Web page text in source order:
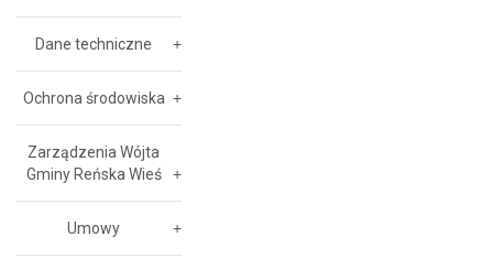
Dane techniczne
Ochrona środowiska
Zarządzenia Wójta
Gminy Reńska Wieś
Umowy